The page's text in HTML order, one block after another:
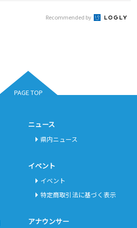
Recommended by
PAGE TOP
ニュース
県内ニュース
イベント
イベント
特定商取引法に基づく表示
アナウンサー